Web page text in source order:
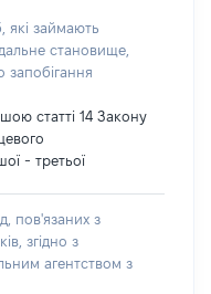
які займають
становище,
запобігання
статті 14 Закону
- третьої
пов'язаних з
згідно з
агентством з